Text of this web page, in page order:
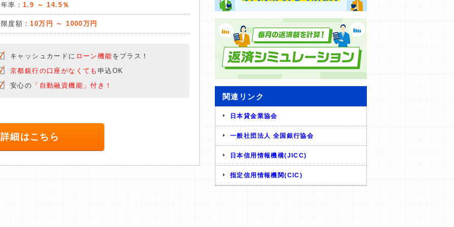
率： 1.9 ～ 14.5％
度額：10万円 ～ 1000万円
キャッシュカードに ローン機能 をプラス！
京都銀行の口座がなくても 申込OK
安心の 「自動融資機能」付き！
詳細はこちら
関連リンク
日本貸金業協会
一般社団法人 全国銀行協会
日本信用情報機構(JICC)
指定信用情報機関(CIC)